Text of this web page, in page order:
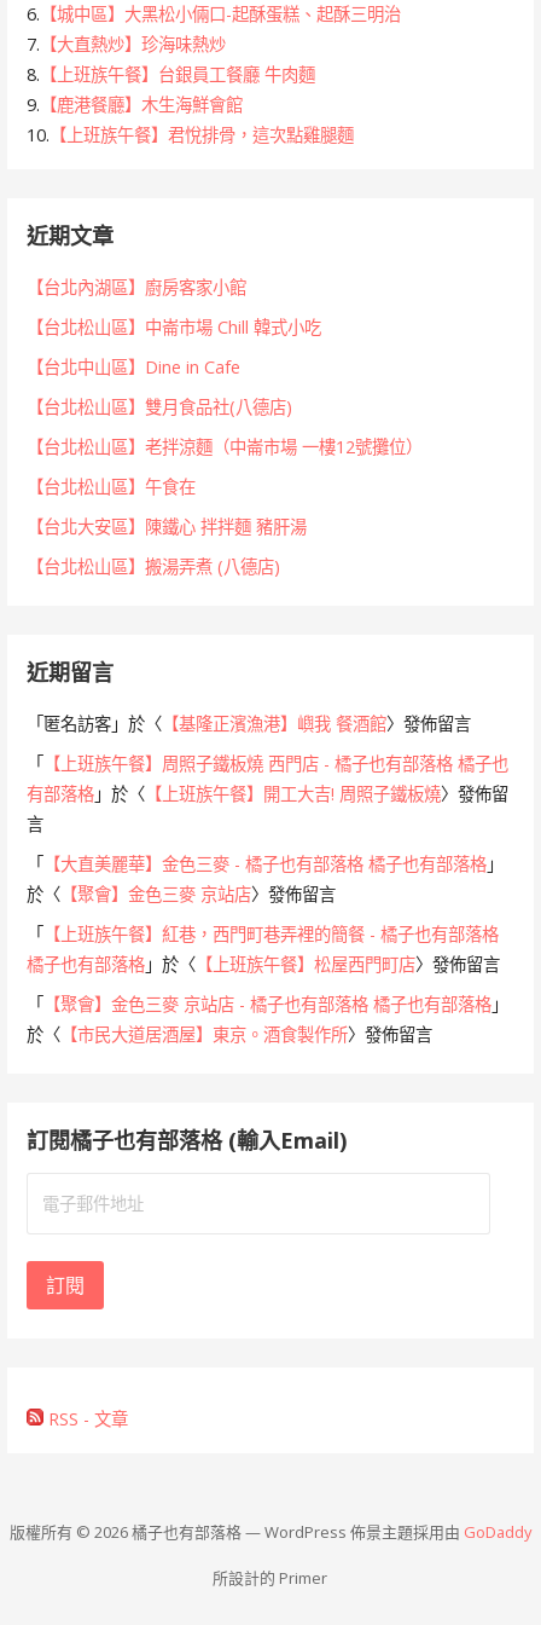
6. 【城中區】大黑松小倆口-起酥蛋糕、起酥三明治
7. 【大直熱炒】珍海味熱炒
8. 【上班族午餐】台銀員工餐廳 牛肉麵
9. 【鹿港餐廳】木生海鮮會館
10. 【上班族午餐】君悅排骨，這次點雞腿麵
近期文章
【台北內湖區】廚房客家小館
【台北松山區】中崙市場 Chill 韓式小吃
【台北中山區】Dine in Cafe
【台北松山區】雙月食品社(八德店)
【台北松山區】老拌涼麵（中崙市場 一樓12號攤位）
【台北松山區】午食在
【台北大安區】陳鐵心 拌拌麵 豬肝湯
【台北松山區】搬湯弄煮 (八德店)
近期留言
「匿名訪客 」於〈 【基隆正濱漁港】嶼我 餐酒館〉發佈留言
「 【上班族午餐】周照子鐵板燒 西門店 - 橘子也有部落格 橘子也
有部落格 」於〈 【上班族午餐】開工大吉! 周照子鐵板燒〉發佈留
言
「 【大直美麗華】金色三麥 - 橘子也有部落格 橘子也有部落格 」
於〈 【聚會】金色三麥 京站店〉發佈留言
「 【上班族午餐】紅巷，西門町巷弄裡的簡餐 - 橘子也有部落格
橘子也有部落格 」於〈 【上班族午餐】松屋西門町店〉發佈留言
「 【聚會】金色三麥 京站店 - 橘子也有部落格 橘子也有部落格 」
於〈 【市民大道居酒屋】東京。酒食製作所〉發佈留言
訂閱橘子也有部落格 (輸入Email)
地
訂閱
RSS - 文章
版權所有 © 2026 橘子也有部落格 — WordPress 佈景主題採用由 GoDaddy
所設計的 Primer